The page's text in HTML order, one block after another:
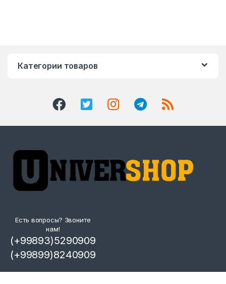
Категории товаров
Есть вопросы? Звоните
нам!
(+99893)5290909
(+99899)8240909